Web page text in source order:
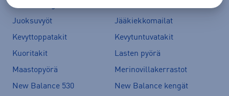
Juoksukengät
Juoksuvyöt
Jääkiekkomailat
Kevyttoppatakit
Kevytuntuvatakit
Kuoritakit
Lasten pyörä
Maastopyörä
Merinovillakerrastot
New Balance 530
New Balance kengät